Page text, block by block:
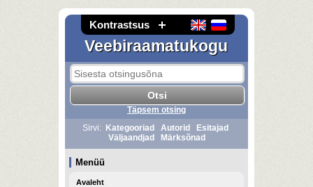
Kontrastsus
Veebiraamatukogu
Täpsem otsing
Sirvi:
Kategooriad Autorid
Esitajad
Väljaandjad
Märksõnad
Menüü
Avaleht